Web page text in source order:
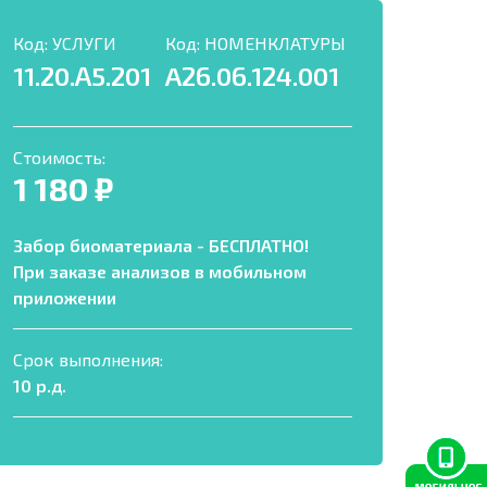
Код: УСЛУГИ
11.20.А5.201
Код: НОМЕНКЛАТУРЫ
A26.06.124.001
Стоимость:
1 180 ₽
Забор биоматериала - БЕСПЛАТНО!
При заказе анализов в мобильном
приложении
Срок выполнения:
10 р.д.